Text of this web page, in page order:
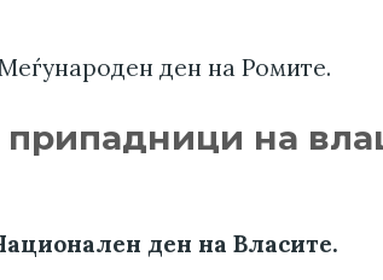
ден на Ромите.
припадници на
ден на Власите.